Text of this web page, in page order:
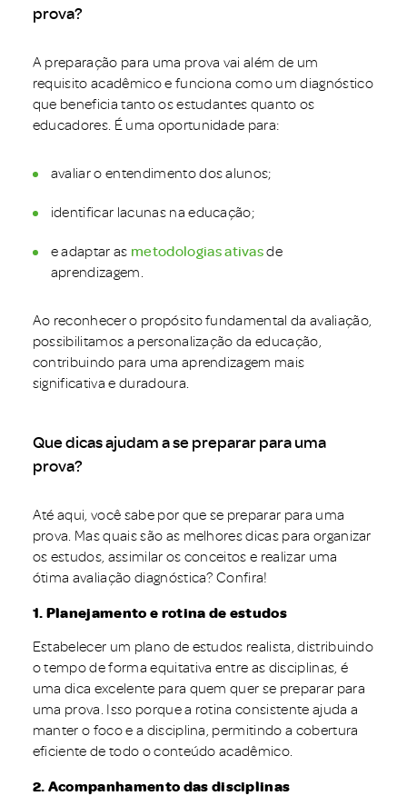
prova?
A preparação para uma prova vai além de um
requisito acadêmico e funciona como um diagnóstico
que beneficia tanto os estudantes quanto os
educadores. É uma oportunidade para:
avaliar o entendimento dos alunos;
identificar lacunas na educação;
e adaptar as metodologias ativasde
aprendizagem.
Ao reconhecer o propósito fundamental da avaliação,
possibilitamos a personalização da educação,
contribuindo para uma aprendizagem mais
significativa e duradoura.
Que dicas ajudam a se preparar para uma
prova?
Até aqui, você sabe por que se preparar para uma
prova. Mas quais são as melhores dicas para organizar
os estudos, assimilar os conceitos e realizar uma
ótima avaliação diagnóstica? Confira!
1. Planejamento e rotina de estudos
Estabelecer um plano de estudos realista, distribuindo
o tempo de forma equitativa entre as disciplinas, é
uma dica excelente para quem quer se preparar para
uma prova. Isso porque a rotina consistente ajuda a
manter o foco e a disciplina, permitindo a cobertura
eficiente de todo o conteúdo acadêmico.
2. Acompanhamento das disciplinas